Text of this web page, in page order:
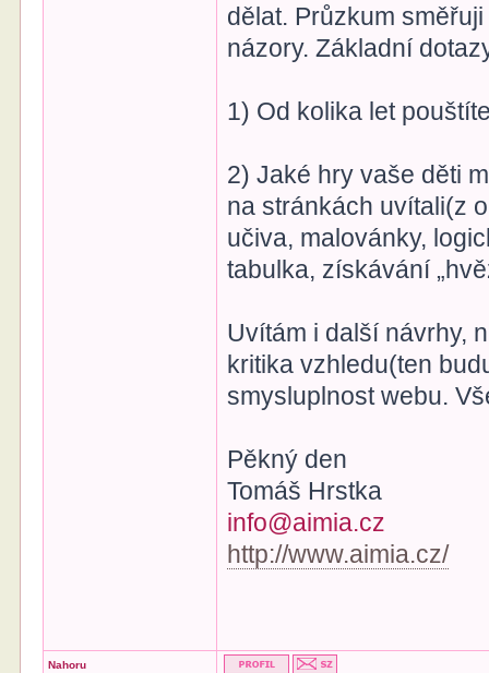
dělat. Průzkum
názory. Základní
1) Od kolika let
2) Jaké hry vaše děti
na stránkách uvítali(z
učiva, malovánky,
tabulka, získávání
Uvítám i další návrhy,
kritika vzhledu(ten
smysluplnost webu.
Pěkný den
Tomáš Hrstka
info@aimia.cz
http://www.aimia.cz/
Nahoru